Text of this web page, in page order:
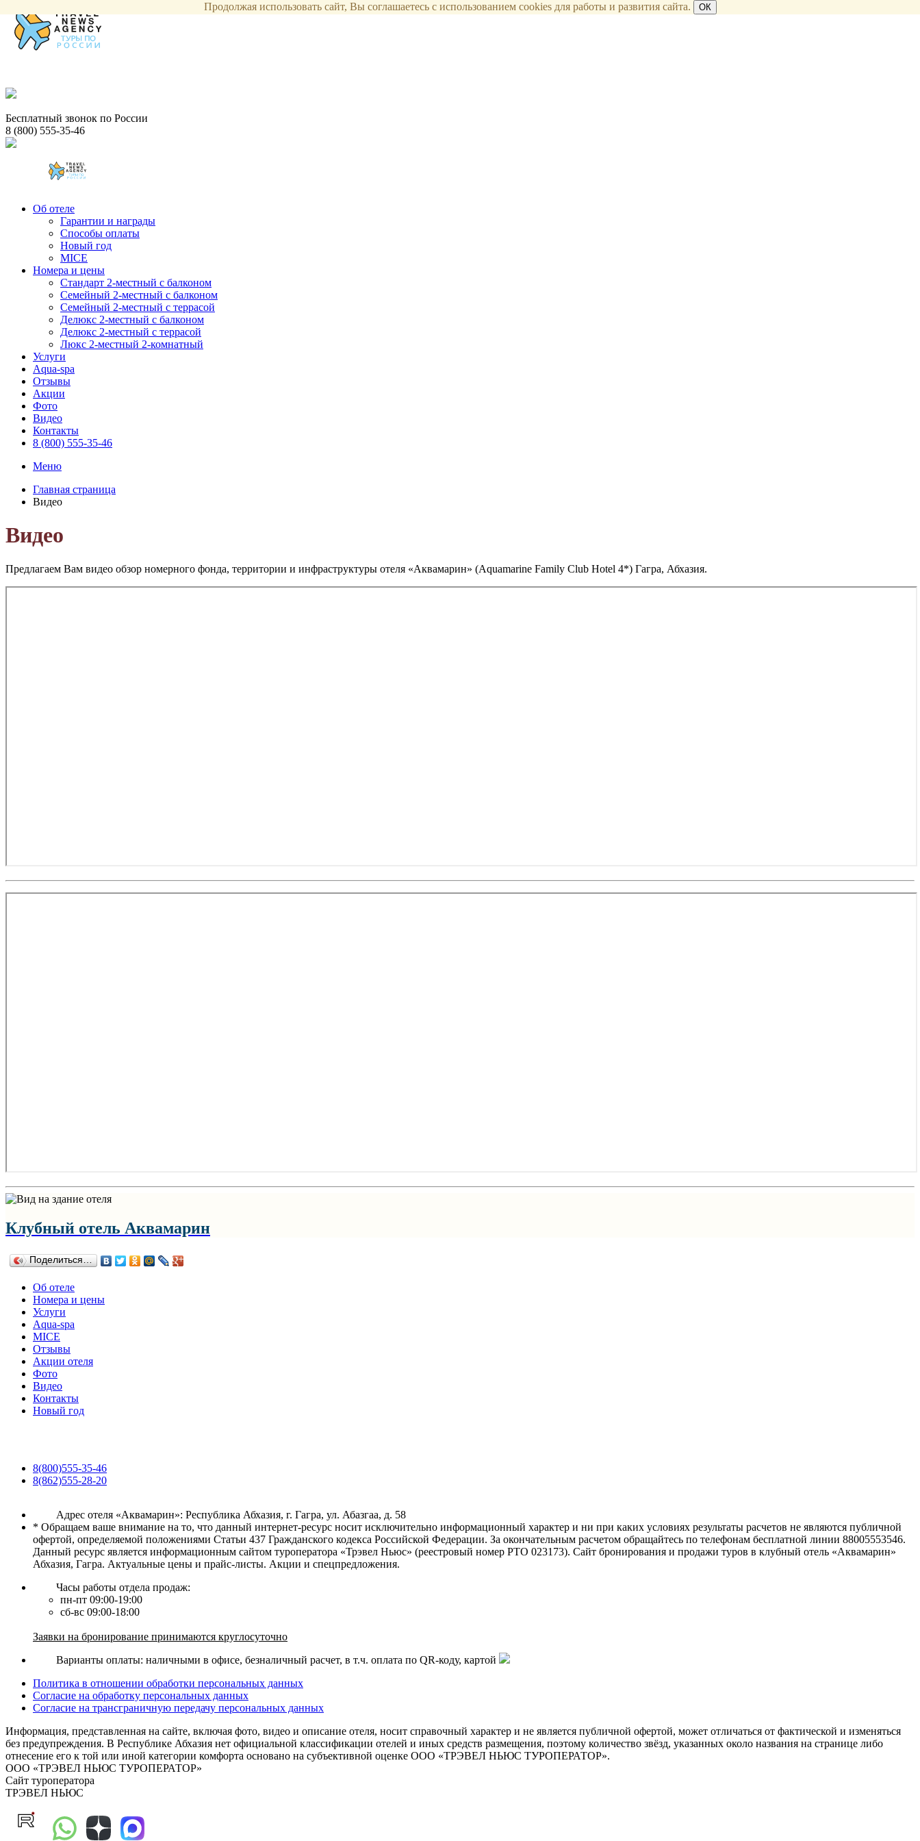
Бесплатный звонок по России
8 (800) 555-35-46
Об отеле
Гарантии и награды
Способы оплаты
Новый год
MICE
Номера и цены
Стандарт 2-местный с балконом
Семейный 2-местный с балконом
Семейный 2-местный с террасой
Делюкс 2-местный с балконом
Делюкс 2-местный с террасой
Люкс 2-местный 2-комнатный
Услуги
Aqua-spa
Отзывы
Акции
Фото
Видео
Контакты
8 (800) 555-35-46
Меню
Главная страница
Видео
Видео
Предлагаем Вам видео обзор номерного фонда, территории и инфраструктуры отеля «Аквамарин» (Aquamarine Family Club Hotel 4*) Гагра, Абхазия.
Клубный отель Аквамарин
Поделиться…
Об отеле
Номера и цены
Услуги
Aqua-spa
MICE
Отзывы
Акции отеля
Фото
Видео
Контакты
Новый год
8(800)555-35-46
8(862)555-28-20
Адрес отеля «Аквамарин»: Республика Абхазия, г. Гагра, ул. Абазгаа, д. 58
* Обращаем ваше внимание на то, что данный интернет-ресурс носит исключительно информационный характер и ни при каких условиях результаты расчетов не являются публичной
офертой, определяемой положениями Статьи 437 Гражданского кодекса Российской Федерации. За окончательным расчетом обращайтесь по телефонам бесплатной линии 88005553546.
Данный ресурс является информационным сайтом туроператора «Трэвел Ньюс» (реестровый номер РТО 023173). Сайт бронирования и продажи туров в клубный отель «Аквамарин»
Абхазия, Гагра. Актуальные цены и прайс-листы. Акции и спецпредложения.
Часы работы отдела продаж:
пн-пт 09:00-19:00
сб-вс 09:00-18:00
Заявки на бронирование принимаются круглосуточно
Варианты оплаты: наличными в офисе, безналичный расчет, в т.ч. оплата по QR-коду, картой
Политика в отношении обработки персональных данных
Согласие на обработку персональных данных
Согласие на трансграничную передачу персональных данных
Информация, представленная на сайте, включая фото, видео и описание отеля, носит справочный характер и не является публичной офертой, может отличаться от фактической и изменяться
без предупреждения. В Республике Абхазия нет официальной классификации отелей и иных средств размещения, поэтому количество звёзд, указанных около названия на странице либо
отнесение его к той или иной категории комфорта основано на субъективной оценке ООО «ТРЭВЕЛ НЬЮС ТУРОПЕРАТОР».
ООО «ТРЭВЕЛ НЬЮС ТУРОПЕРАТОР»
Сайт туроператора
ТРЭВЕЛ НЬЮС
Продолжая использовать сайт, Вы соглашаетесь с использованием cookies для работы и развития сайта. ОК